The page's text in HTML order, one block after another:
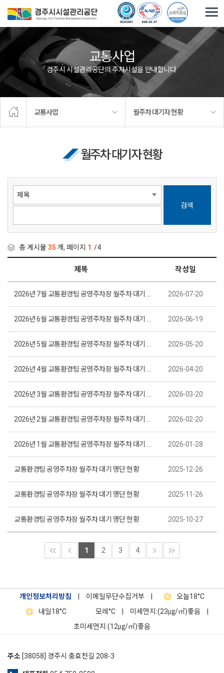
교통사업
경주시 시설관리공단의 주차시설을 안내합니다.
교통사업 월주차 대기자 현황
월주차 대기자 현황
검색
총 게시물35 개, 페이지 1 /4
제목 작성일
2026-07-20
2026-06-19
2026-05-20
2026-04-20
2026-03-20
2026-02-20
2026-01-28
교통환경팀 공영주차장 월주차 대기 명단 현황 2025-12-26
교통환경팀 공영주차장 월주차 대기 명단 현황 2025-11-26
교통환경팀 공영주차장 월주차 대기 명단 현황 2025-10-27
1 2 3 4
개인정보처리방침 이메일무단수집거부 오늘18°C
내일18°C 모레 °C 미세먼지:(23㎍/㎥)좋음
초미세먼지:(12㎍/㎥)좋음
주소 [38058] 경주시 충효천길 208-3